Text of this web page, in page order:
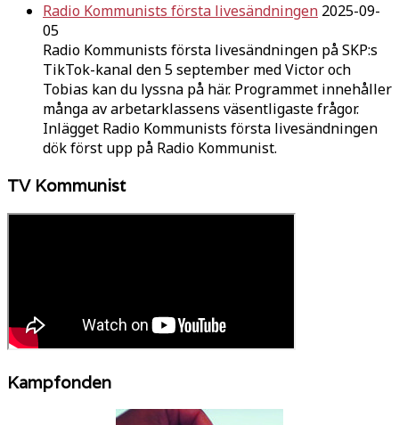
Radio Kommunists första livesändningen 2025-09-
05
Radio Kommunists första livesändningen på SKP:s
TikTok-kanal den 5 september med Victor och
Tobias kan du lyssna på här. Programmet innehåller
många av arbetarklassens väsentligaste frågor.
Inlägget Radio Kommunists första livesändningen
dök först upp på Radio Kommunist.
TV Kommunist
Kampfonden